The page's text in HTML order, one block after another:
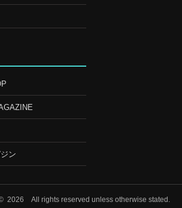
ン
2026 All rights reserved unless otherwise stated.